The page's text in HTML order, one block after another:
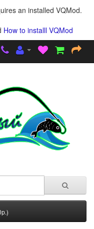
an installed VQMod.
How to installl VQMod